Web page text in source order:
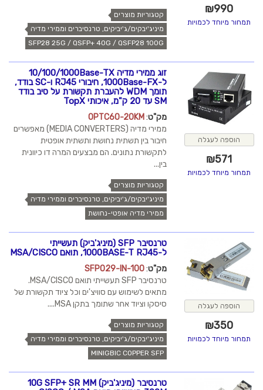
₪990
תמחור מיוחד לכמויות
קטגוריות מוצרים
מיניג'יבקים/ג'יביקים, טרנסיברים וממירי מדיה
SFP28 25G / QSFP+ 40G / QSFP28 100G
הוספה לעגלה
₪571
תמחור מיוחד לכמויות
זוג ממירי מדיה 10/100/1000Base-TX
ל-1000Base-FX, חיבורי RJ45 ו-SC בודד,
תומך WDM להעברת תקשורת על סיב בודד
SM עד 20 ק"מ, איכותי TopX
מק"ט:
OPTC60-20KM
ממירי מדיה (MEDIA CONVERTERS) מאפשרים
חיבור בין תשתית נחושת ותשתית אופטית
לתקשורת נתונים. הם מבצעים המרה דו כיוונית
בין...
קטגוריות מוצרים
מיניג'יבקים/ג'יביקים, טרנסיברים וממירי מדיה
ממירי מדיה אופטי-נחושת
הוספה לעגלה
₪350
תמחור מיוחד לכמויות
טרנסיבר SFP (מיניג'ביק) תעשייתי
ל-1000BASE-T RJ45, תואם MSA/CISCO
מק"ט:
SFP029-IN-100
טרנסיבר SFP תעשייתי תואם MSA/CISCO.
מתאים לשימוש עם סוויצ'ים וכל ציוד תקשורת של
סיסקו וציוד אחר שתומך בתקן MSA....
קטגוריות מוצרים
מיניג'יבקים/ג'יביקים, טרנסיברים וממירי מדיה
MINIGBIC COPPER SFP
טרנסיבר (מיניג'ביק) 10G SFP+ SR MM